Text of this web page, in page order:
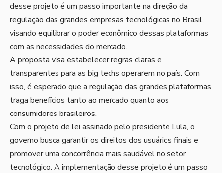
desse projeto é um passo importante na direção da
regulação das grandes empresas tecnológicas no Brasil,
visando equilibrar o poder econômico dessas plataformas
com as necessidades do mercado.
A proposta visa estabelecer regras claras e
transparentes para as big techs operarem no país. Com
isso, é esperado que a regulação das grandes plataformas
traga benefícios tanto ao mercado quanto aos
consumidores brasileiros.
Com o projeto de lei assinado pelo presidente Lula, o
governo busca garantir os direitos dos usuários finais e
promover uma concorrência mais saudável no setor
tecnológico. A implementação desse projeto é um passo